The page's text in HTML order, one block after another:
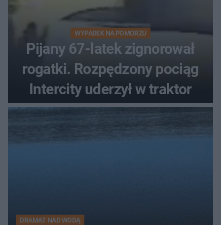
WYPADEK NA POMORZU
Pijany 67-latek zignorował
rogatki. Rozpędzony pociąg
Intercity uderzył w traktor
DRAMAT NAD WODĄ